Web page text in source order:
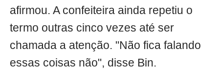
afirmou. A confeiteira ainda repetiu o
termo outras cinco vezes até ser
chamada a atenção. "Não fica falando
essas coisas não", disse Bin.